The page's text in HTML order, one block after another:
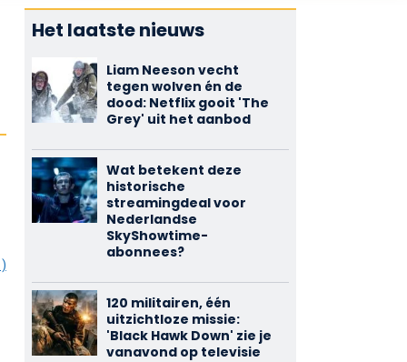
Het laatste nieuws
Liam Neeson vecht
tegen wolven én de
dood: Netflix gooit 'The
Grey' uit het aanbod
Wat betekent deze
historische
streamingdeal voor
Nederlandse
SkyShowtime-
abonnees?
120 militairen, één
uitzichtloze missie:
'Black Hawk Down' zie je
vanavond op televisie